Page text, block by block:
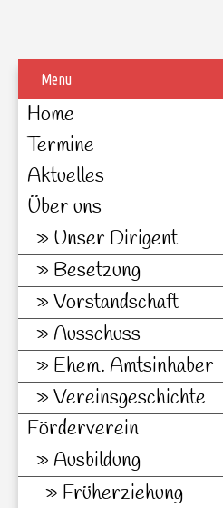
Menu
Home
Termine
Aktuelles
Über uns
Unser Dirigent
Besetzung
Vorstandschaft
Ausschuss
Ehem. Amtsinhaber
Vereinsgeschichte
Förderverein
Ausbildung
Früherziehung